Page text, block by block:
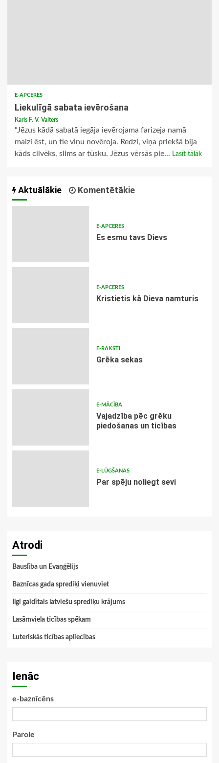
E-APCERES
Liekulīgā sabata ievērošana
Karls F. V. Valters
“Jēzus kādā sabatā iegāja ievērojama farizeja namā
maizi ēst, un tie viņu novēroja. Redzi, viņa priekšā bija
kāds cilvēks, slims ar tūsku. Jēzus vērsās pie... Lasīt tālāk
Aktuālākie Komentētākie
E-APCERES
Es esmu tavs Dievs
E-APCERES
Kristietis kā Dieva namturis
E-RAKSTI
Grēka sekas
E-MĀCĪBA
Vajadzība pēc grēku
piedošanas un ticības
E-LŪGŠANAS
Par spēju noliegt sevi
Atrodi
Bauslība un Evaņģēlijs
Baznīcas gada sprediķi vienuviet
Ilgi gaidītais latviešu sprediķu krājums
Lasāmviela ticības spēkam
Luteriskās ticības apliecības
Ienāc
e-baznīcēns
Parole